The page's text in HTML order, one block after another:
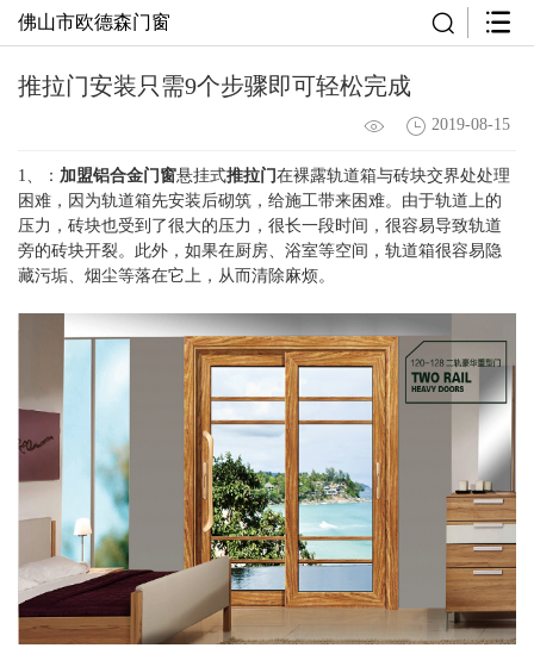
佛山市欧德森门窗
推拉门安装只需9个步骤即可轻松完成
2019-08-15
1、： 加盟铝合金门窗悬挂式推拉门在裸露轨道箱与砖块交界处处理
困难，因为轨道箱先安装后砌筑，给施工带来困难。由于轨道上的
压力，砖块也受到了很大的压力，很长一段时间，很容易导致轨道
旁的砖块开裂。此外，如果在厨房、浴室等空间，轨道箱很容易隐
藏污垢、烟尘等落在它上，从而清除麻烦。